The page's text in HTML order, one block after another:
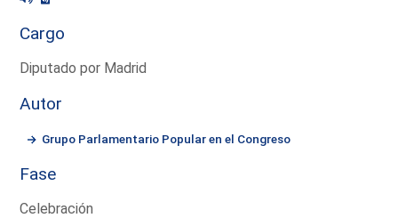
Cargo
Diputado por Madrid
Autor
Grupo Parlamentario Popular en el Congreso
Fase
Celebración